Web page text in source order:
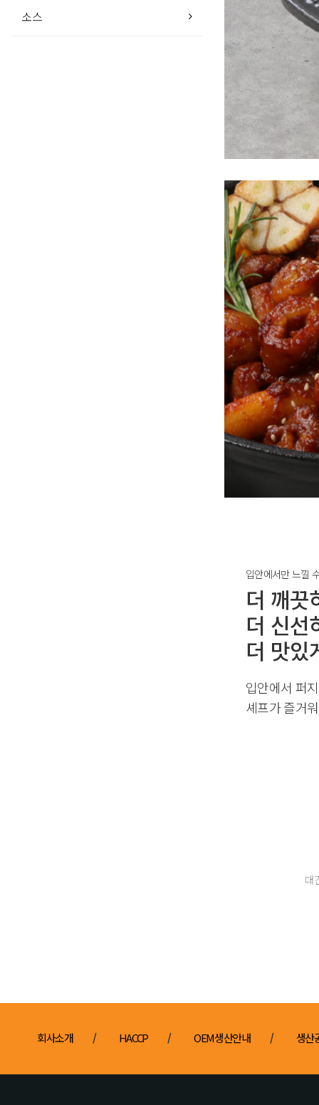
입안에서만 느낄
더 깨끗
더 신선
더 맛있
입안에서 퍼
셰프가 즐거
대
소스
회사소개 HACCP OEM생산안내 생산